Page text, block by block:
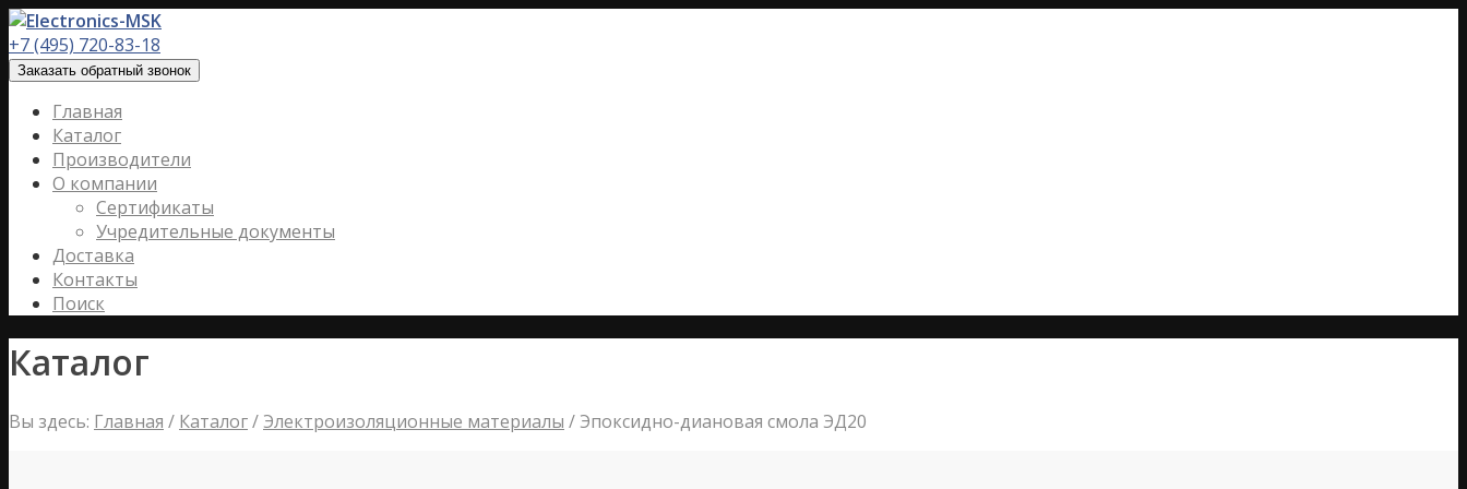
+7 (495) 720-83-18
Заказать обратный звонок
Главная
Каталог
Производители
О компании
Сертификаты
Учредительные документы
Доставка
Контакты
Поиск
Каталог
Вы здесь: Главная / Каталог/ Электроизоляционные материалы / Эпоксидно-диановая смола ЭД20